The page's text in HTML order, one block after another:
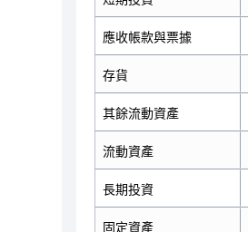
應收帳款與票據
存貨
其餘流動資產
流動資產
長期投資
固定資產
34,251
51,600
65,681
452,378
13,191
5,033,348